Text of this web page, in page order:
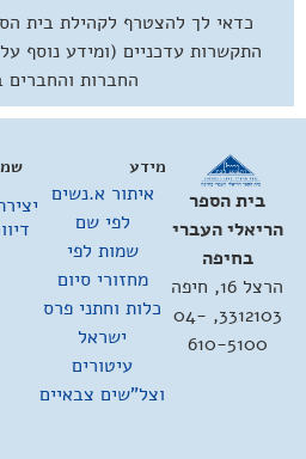
כדאי לך להצטרף לקהילת בית
התקשרות עדכניים (ומידע נוסף
החברות והחברים
בית הספר
הריאלי העברי
בחיפה
הרצל 16, חיפה
3312103, 04-
610-5100
מידע
איתור א.נשים
לפי שם
שמות לפי
מחזורי סיום
כלות וחתני פרס
ישראל
עיטורים
וצל"שים צבאיים